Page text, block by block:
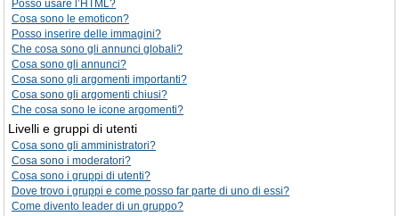
Posso usare l’HTML?
Cosa sono le emoticon?
Posso inserire delle immagini?
Che cosa sono gli annunci globali?
Cosa sono gli annunci?
Cosa sono gli argomenti importanti?
Cosa sono gli argomenti chiusi?
Che cosa sono le icone argomenti?
Livelli e gruppi di utenti
Cosa sono gli amministratori?
Cosa sono i moderatori?
Cosa sono i gruppi di utenti?
Dove trovo i gruppi e come posso far parte di uno di essi?
Come divento leader di un gruppo?